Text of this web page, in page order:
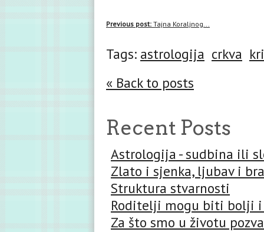
Previous post: Tajna Koraljnog...
Tags: astrologija crkva
« Back to posts
Recent Posts
Astrologija - sudbina ili
Zlato i sjenka, ljubav i
Struktura stvarnosti
Roditelji mogu biti bolji
Za što smo u životu